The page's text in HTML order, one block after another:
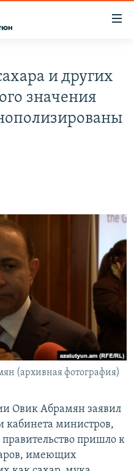
и других
значения
(архивная фотография)
Овик Абрамян заявил
кабинета министров,
пришло к
имеющих